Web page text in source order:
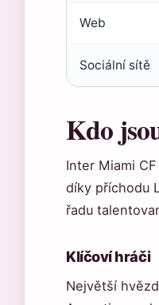
Web
Sociální sítě
Kdo
Inter Miami
díky příchodu
řadu
Klíčoví hráči
Největší